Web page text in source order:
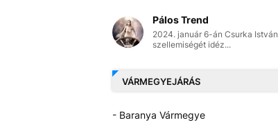
Pálos Trend
2024. január 6-án Csurka István
szellemiségét idéz...
VÁRMEGYEJÁRÁS
- Baranya Vármegye